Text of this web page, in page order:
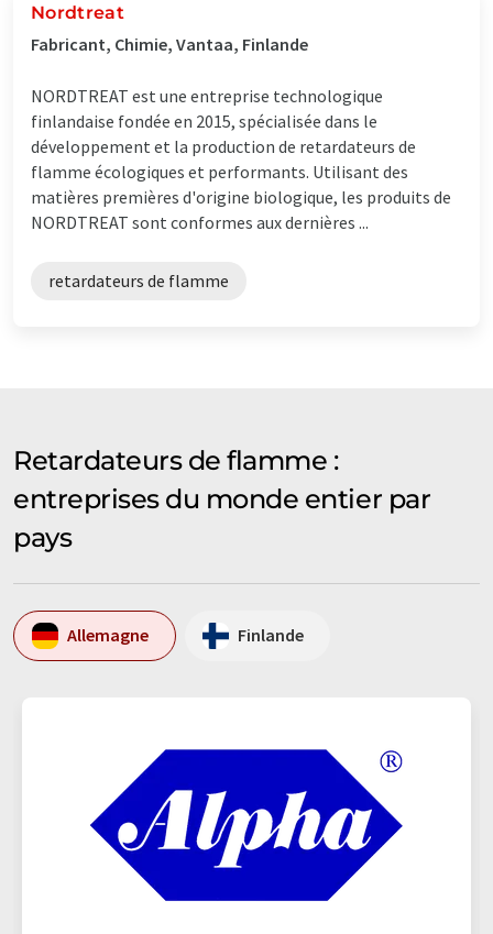
Nordtreat
Fabricant, Chimie, Vantaa, Finlande
NORDTREAT est une entreprise technologique
finlandaise fondée en 2015, spécialisée dans le
développement et la production de retardateurs de
flamme écologiques et performants. Utilisant des
matières premières d'origine biologique, les produits de
NORDTREAT sont conformes aux dernières ...
retardateurs de flamme
Retardateurs de flamme :
entreprises du monde entier par
pays
Allemagne Finlande